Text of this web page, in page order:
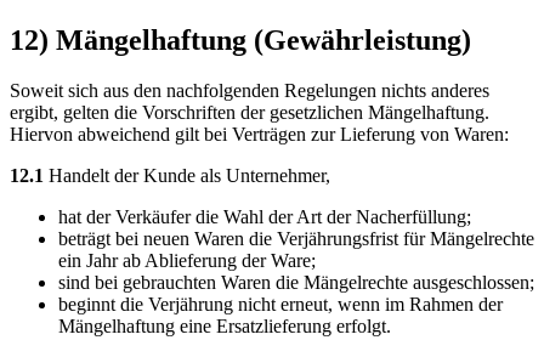
12) Mängelhaftung (Gewährleistung)
Soweit sich aus den nachfolgenden Regelungen nichts anderes
ergibt, gelten die Vorschriften der gesetzlichen Mängelhaftung.
Hiervon abweichend gilt bei Verträgen zur Lieferung von Waren:
12.1 Handelt der Kunde als Unternehmer,
hat der Verkäufer die Wahl der Art der Nacherfüllung;
beträgt bei neuen Waren die Verjährungsfrist für Mängelrechte
ein Jahr ab Ablieferung der Ware;
sind bei gebrauchten Waren die Mängelrechte ausgeschlossen;
beginnt die Verjährung nicht erneut, wenn im Rahmen der
Mängelhaftung eine Ersatzlieferung erfolgt.